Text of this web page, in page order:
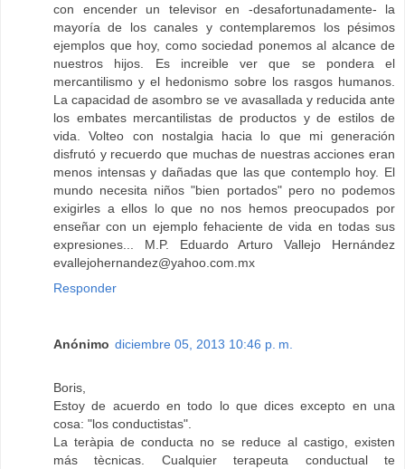
con encender un televisor en -desafortunadamente- la
mayoría de los canales y contemplaremos los pésimos
ejemplos que hoy, como sociedad ponemos al alcance de
nuestros hijos. Es increible ver que se pondera el
mercantilismo y el hedonismo sobre los rasgos humanos.
La capacidad de asombro se ve avasallada y reducida ante
los embates mercantilistas de productos y de estilos de
vida. Volteo con nostalgia hacia lo que mi generación
disfrutó y recuerdo que muchas de nuestras acciones eran
menos intensas y dañadas que las que contemplo hoy. El
mundo necesita niños "bien portados" pero no podemos
exigirles a ellos lo que no nos hemos preocupados por
enseñar con un ejemplo fehaciente de vida en todas sus
expresiones... M.P. Eduardo Arturo Vallejo Hernández
evallejohernandez@yahoo.com.mx
Responder
Anónimo diciembre 05, 2013 10:46 p. m.
Boris,
Estoy de acuerdo en todo lo que dices excepto en una
cosa: "los conductistas".
La teràpia de conducta no se reduce al castigo, existen
más tècnicas. Cualquier terapeuta conductual te